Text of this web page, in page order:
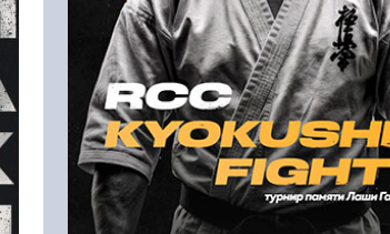
Напомнить пароль
Регистрация